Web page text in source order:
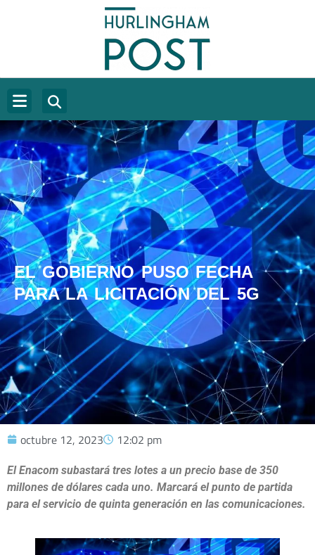
EL GOBIERNO PUSO FECHA
PARA LA LICITACIÓN DEL 5G
octubre 12, 2023 12:02 pm
El Enacom subastará tres lotes a un precio base de 350
millones de dólares cada uno. Marcará el punto de partida
para el servicio de quinta generación en las comunicaciones.